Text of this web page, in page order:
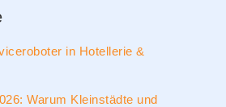
in Hotellerie &
Warum Kleinstädte und